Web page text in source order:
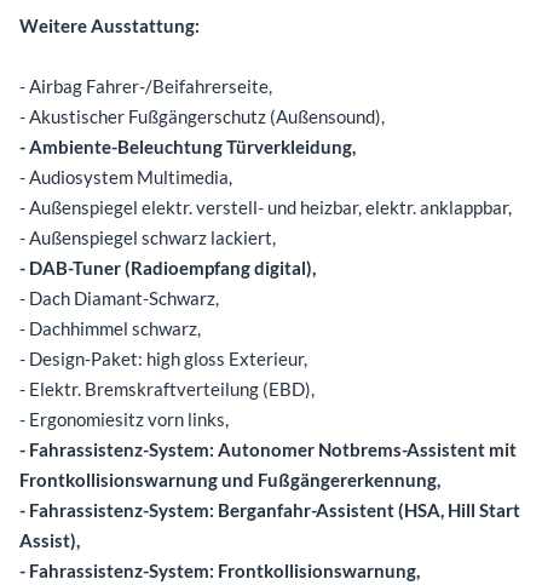
Weitere Ausstattung:
- Airbag Fahrer-/Beifahrerseite,
- Akustischer Fußgängerschutz (Außensound),
- Ambiente-Beleuchtung Türverkleidung,
- Audiosystem Multimedia,
- Außenspiegel elektr. verstell- und heizbar, elektr. anklappbar,
- Außenspiegel schwarz lackiert,
- DAB-Tuner (Radioempfang digital),
- Dach Diamant-Schwarz,
- Dachhimmel schwarz,
- Design-Paket: high gloss Exterieur,
- Elektr. Bremskraftverteilung (EBD),
- Ergonomiesitz vorn links,
- Fahrassistenz-System: Autonomer Notbrems-Assistent mit
Frontkollisionswarnung und Fußgängererkennung,
- Fahrassistenz-System: Berganfahr-Assistent (HSA, Hill Start
Assist),
- Fahrassistenz-System: Frontkollisionswarnung,